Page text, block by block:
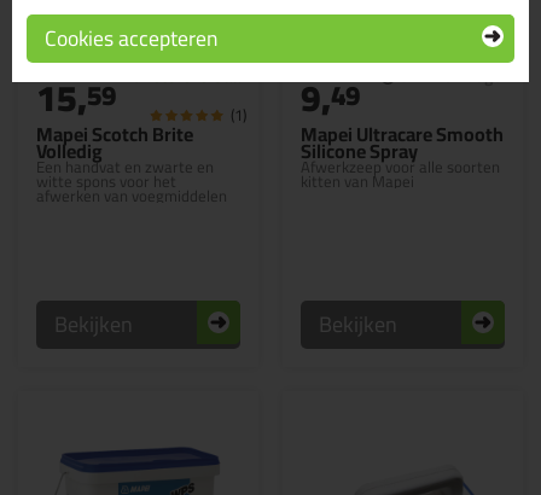
Mapei Scotch Brite
Volledig
Een handvat en zwarte en
witte spons voor het
afwerken van voegmiddelen
15,59 (1)
Bekijken
Mapei Ultracare Smooth
Silicone Spray
Afwerkzeep voor alle soorten
kitten van Mapei
9,49
Bekijken
Cookies accepteren